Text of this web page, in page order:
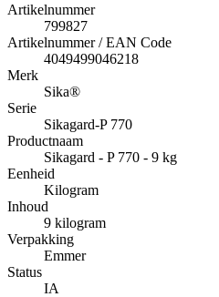
Artikelnummer
799827
Artikelnummer / EAN Code
4049499046218
Merk
Sika®
Serie
Sikagard-P 770
Productnaam
Sikagard - P 770 - 9 kg
Eenheid
Kilogram
Inhoud
9 kilogram
Verpakking
Emmer
Status
IA